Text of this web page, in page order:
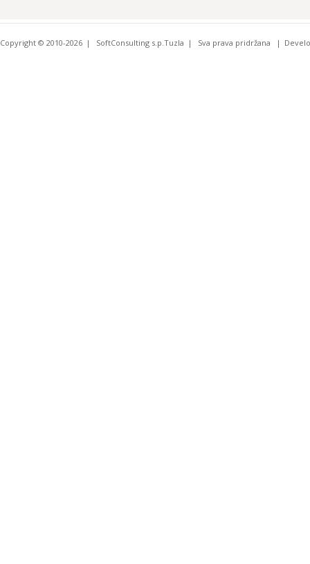
Copyright © 2010-2026 SoftConsulting s.p.Tuzla Sva prava pridržana